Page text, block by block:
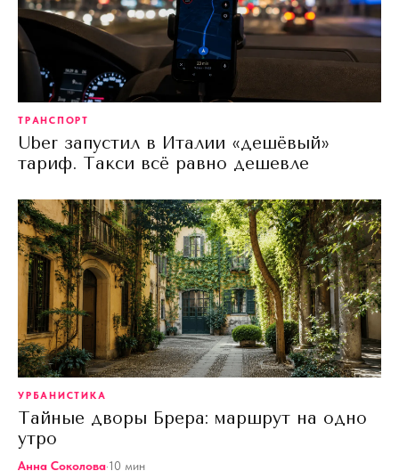
ТРАНСПОРТ
Uber запустил в Италии «дешёвый»
тариф. Такси всё равно дешевле
УРБАНИСТИКА
Тайные дворы Брера: маршрут на одно
утро
Анна Соколова·10 мин